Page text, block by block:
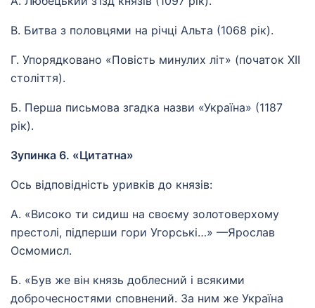
В. Битва з половцями на річці Альта (1068 рік).
Г. Упорядковано «Повість минулих літ» (початок XII
століття).
Б. Перша письмова згадка назви «Україна» (1187
рік).
Зупинка 6. «Цитатна»
Ось відповідність уривків до князів:
А. «Високо ти сидиш на своєму золотоверхому
престолі, підперши гори Угорські…» —Ярослав
Осмомисл.
Б. «Був же він князь доблесний і всякими
доброчесностями сповнений. За ним же Україна